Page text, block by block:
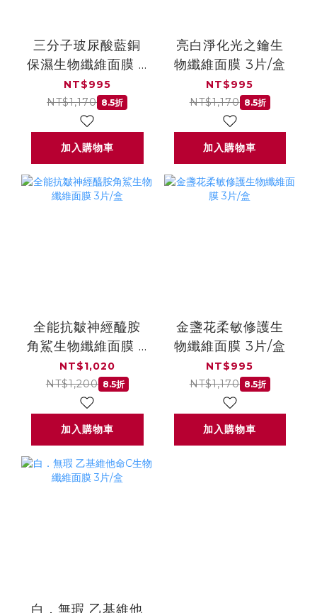
三分子玻尿酸藍銅
保濕生物纖維面膜 3
片/盒
NT$995
NT$1,170 8.5折
加入購物車
亮白淨化光之鑰生
物纖維面膜 3片/盒
NT$995
NT$1,170 8.5折
加入購物車
全能抗皺神經醯胺
角鯊生物纖維面膜 3
片/盒
NT$1,020
NT$1,200 8.5折
加入購物車
金盞花柔敏修護生
物纖維面膜 3片/盒
NT$995
NT$1,170 8.5折
加入購物車
白．無瑕 乙基維他